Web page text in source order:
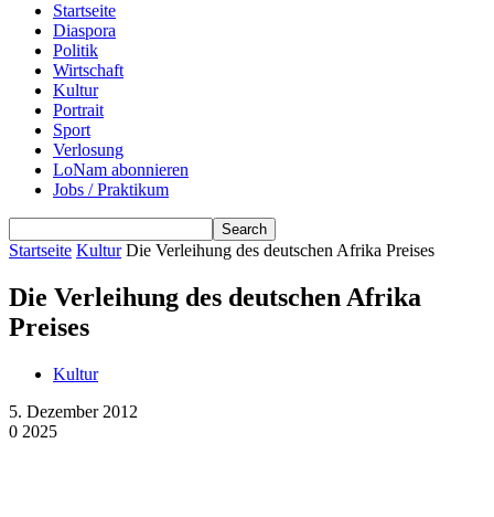
Startseite
Diaspora
Politik
Wirtschaft
Kultur
Portrait
Sport
Verlosung
LoNam abonnieren
Jobs / Praktikum
Startseite Kultur Die Verleihung des deutschen Afrika Preises
Die Verleihung des deutschen Afrika
Preises
Kultur
5. Dezember 2012
0 2025